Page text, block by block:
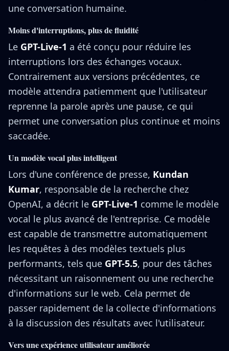
une conversation humaine.
Moins d'interruptions, plus de fluidité
Le GPT-Live-1 a été conçu pour réduire les
interruptions lors des échanges vocaux.
Contrairement aux versions précédentes, ce
modèle attendra patiemment que l'utilisateur
reprenne la parole après une pause, ce qui
permet une conversation plus continue et moins
saccadée.
Un modèle vocal plus intelligent
Lors d'une conférence de presse, Kundan
Kumar, responsable de la recherche chez
OpenAI, a décrit le GPT-Live-1 comme le modèle
vocal le plus avancé de l'entreprise. Ce modèle
est capable de transmettre automatiquement
les requêtes à des modèles textuels plus
performants, tels que GPT-5.5, pour des tâches
nécessitant un raisonnement ou une recherche
d'informations sur le web. Cela permet de
passer rapidement de la collecte d'informations
à la discussion des résultats avec l'utilisateur.
Vers une expérience utilisateur améliorée